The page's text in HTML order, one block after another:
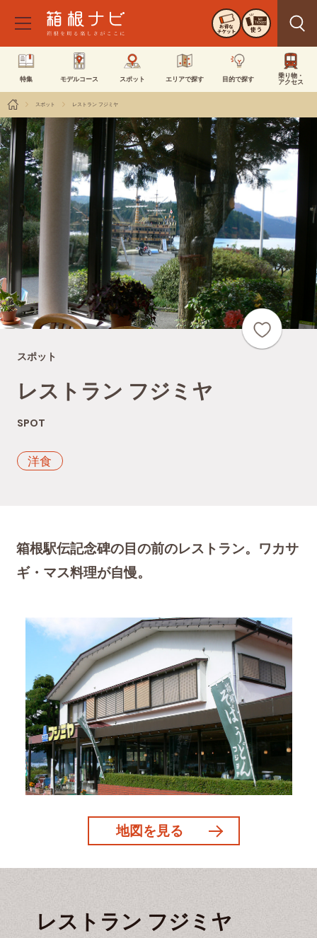
お得な
チケット 使う
特集 モデルコース スポット エリアで探す 目的で探す
乗り物・
アクセス
スポット レストラン フジミヤ
スポット
レストラン フジミヤ
SPOT
洋食
箱根駅伝記念碑の目の前のレストラン。ワカサ
ギ・マス料理が自慢。
地図を見る
レストラン フジミヤ